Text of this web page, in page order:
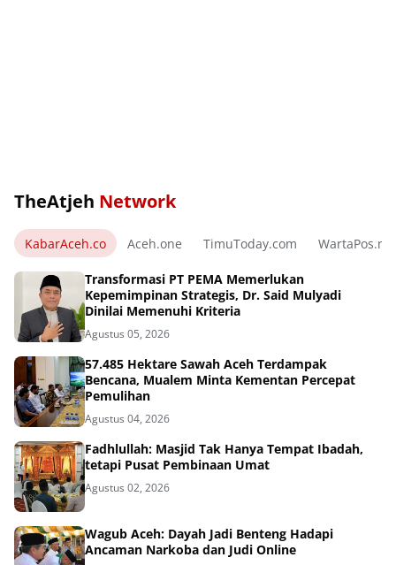
TheAtjeh Network
KabarAceh.co Aceh.one TimuToday.com WartaPos.net
Transformasi PT PEMA Memerlukan
Kepemimpinan Strategis, Dr. Said Mulyadi
Dinilai Memenuhi Kriteria
Agustus 05, 2026
57.485 Hektare Sawah Aceh Terdampak
Bencana, Mualem Minta Kementan Percepat
Pemulihan
Agustus 04, 2026
Fadhlullah: Masjid Tak Hanya Tempat Ibadah,
tetapi Pusat Pembinaan Umat
Agustus 02, 2026
Wagub Aceh: Dayah Jadi Benteng Hadapi
Ancaman Narkoba dan Judi Online